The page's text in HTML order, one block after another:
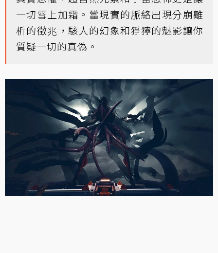
一切雪上加霜。當現實的脈絡出現分崩離
析的徵兆，駭人的幻象和猙獰的魅影讓你
質疑一切的真偽。